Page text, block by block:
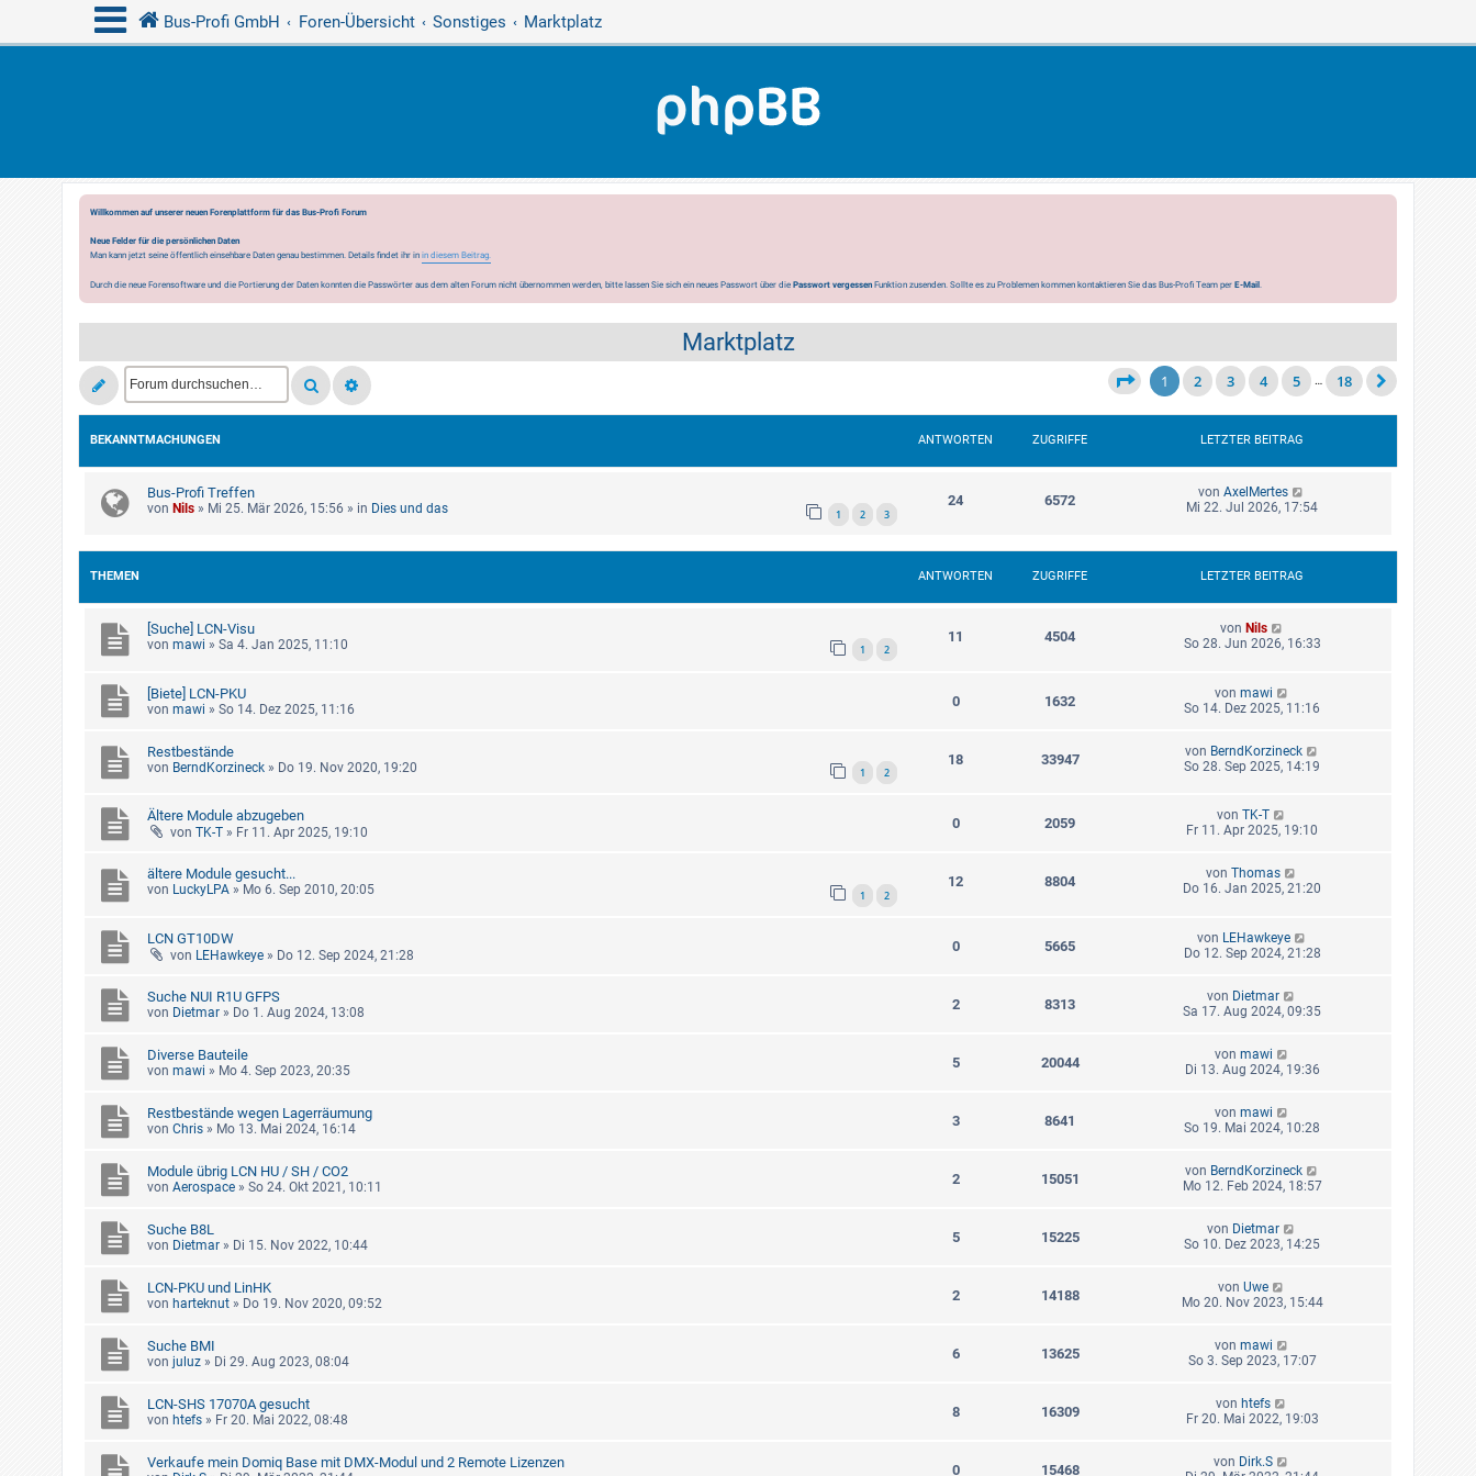
Bus-Profi GmbH Foren-Übersicht Sonstiges Marktplatz
Willkommen auf unserer neuen Forenplattform für das Bus-Profi Forum
Neue Felder für die persönlichen Daten
Man kann jetzt seine öffentlich einsehbare Daten genau bestimmen. Details findet ihr in in diesem Beitrag.
Durch die neue Forensoftware und die Portierung der Daten konnten die Passwörter aus dem alten Forum nicht übernommen werden, bitte lassen Sie sich ein neues Passwort über die Passwort vergessen Funktion zusenden. Sollte es zu Problemen kommen kontaktieren Sie das Bus-Profi Team per E-Mail.
Marktplatz
1 2 3 4 5 … 18
BEKANNTMACHUNGEN ANTWORTEN ZUGRIFFE LETZTER BEITRAG
Bus-Profi Treffen
von Nils » Mi 25. Mär 2026, 15:56 » in Dies und das 1 2 3
24 6572 vonAxelMertes
Mi 22. Jul 2026, 17:54
THEMEN ANTWORTEN ZUGRIFFE LETZTER BEITRAG
[Suche] LCN-Visu
von mawi » Sa 4. Jan 2025, 11:10 1 2
11 4504 von Nils
So 28. Jun 2026, 16:33
[Biete] LCN-PKU
von mawi » So 14. Dez 2025, 11:16 0 1632 von mawi
So 14. Dez 2025, 11:16
Restbestände
von BerndKorzineck » Do 19. Nov 2020, 19:20 1 2
18 33947 von BerndKorzineck
So 28. Sep 2025, 14:19
Ältere Module abzugeben
von TK-T » Fr 11. Apr 2025, 19:10
0 2059 vonTK-T
Fr 11. Apr 2025, 19:10
ältere Module gesucht...
von LuckyLPA » Mo 6. Sep 2010, 20:05 1 2
12 8804 vonThomas
Do 16. Jan 2025, 21:20
LCN GT10DW
von LEHawkeye » Do 12. Sep 2024, 21:28
0 5665 von LEHawkeye
Do 12. Sep 2024, 21:28
Suche NUI R1U GFPS
von Dietmar » Do 1. Aug 2024, 13:08 2 8313 von Dietmar
Sa 17. Aug 2024, 09:35
Diverse Bauteile
von mawi » Mo 4. Sep 2023, 20:35 5 20044 von mawi
Di 13. Aug 2024, 19:36
Restbestände wegen Lagerräumung
von Chris » Mo 13. Mai 2024, 16:14 3 8641 von mawi
So 19. Mai 2024, 10:28
Module übrig LCN HU / SH / CO2
von Aerospace » So 24. Okt 2021, 10:11 2 15051 von BerndKorzineck
Mo 12. Feb 2024, 18:57
Suche B8L
von Dietmar » Di 15. Nov 2022, 10:44 5 15225 von Dietmar
So 10. Dez 2023, 14:25
LCN-PKU und LinHK
von harteknut » Do 19. Nov 2020, 09:52 2 14188 vonUwe
Mo 20. Nov 2023, 15:44
Suche BMI
von juluz » Di 29. Aug 2023, 08:04 6 13625 von mawi
So 3. Sep 2023, 17:07
LCN-SHS 17070A gesucht
von htefs » Fr 20. Mai 2022, 08:48 8 16309 von htefs
Fr 20. Mai 2022, 19:03
Verkaufe mein Domiq Base mit DMX-Modul und 2 Remote Lizenzen 0 15468 von Dirk.S